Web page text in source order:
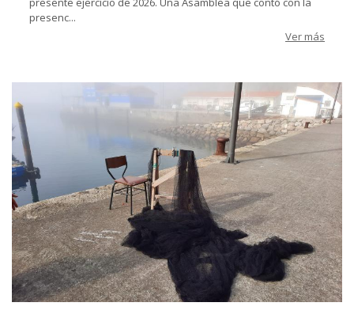
presenc...
Ver más